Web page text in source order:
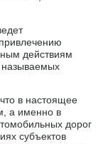
действиям
называемых
, что в настоящее
а именно в
дорог
субъектов